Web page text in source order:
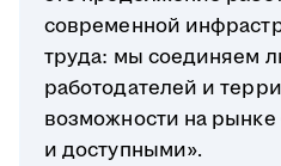
современной
труда: мы соединяем
работодателей и
возможности на
и доступными».